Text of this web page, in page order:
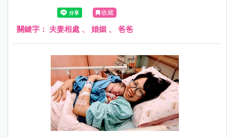
收藏
關鍵字： 夫妻相處 、 婚姻 、 爸爸